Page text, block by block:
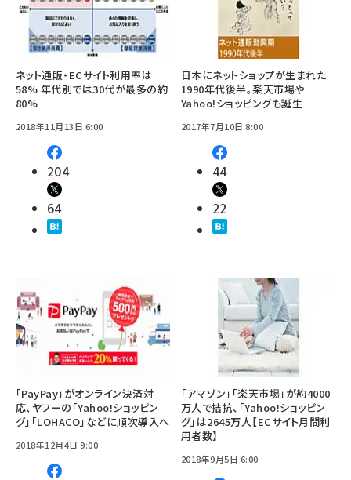
ネット通販・ECサイト利用率は
58% 年代別では30代が最多の約
80%
2018年11月13日 6:00
204
64
日本にネットショップが生まれた
1990年代後半。楽天市場や
Yahoo!ショッピングも誕生
2017年7月10日 8:00
44
22
「PayPay」がオンライン決済対
応、ヤフーの「Yahoo!ショッピン
グ」「LOHACO」などに順次導入へ
2018年12月4日 9:00
「アマゾン」「楽天市場」が約4000
万人で拮抗、「Yahoo!ショッピン
グ」は2645万人【ECサイト月間利
用者数】
2018年9月5日 6:00